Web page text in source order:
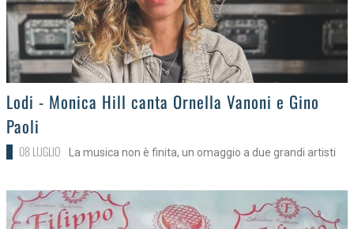
>Lodi - Monica Hill canta Ornella Vanoni e Gino
Paoli
08 LUGLIO La musica non è finita, un omaggio a due grandi artisti